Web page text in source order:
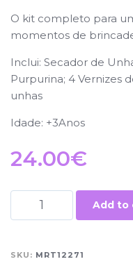
O kit completo para
momentos de
Inclui: Secador de
Purpurina; 4 Vernizes
unhas
Idade: +3Anos
24.00€
Add to
SKU: MRT12271